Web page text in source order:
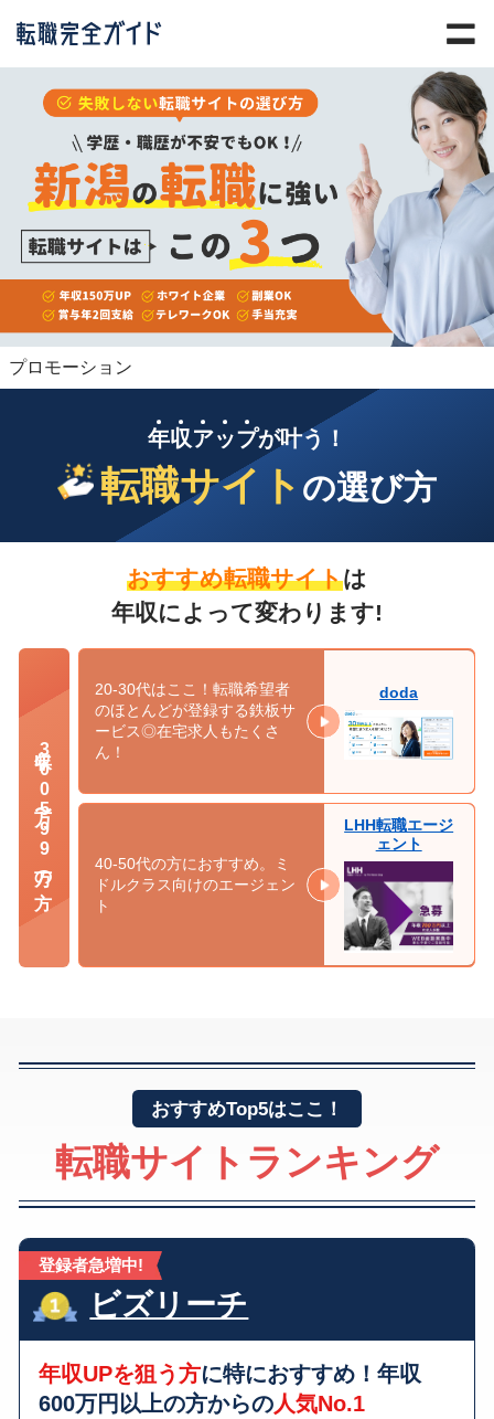
プロモーション
年収アップが叶う！
転職サイト の選び方
おすすめ転職サイトは
年収によって変わります!
年収300万〜599万の方
20-30代はここ！転職希望者
のほとんどが登録する鉄板サ
ービス◎在宅求人もたくさ
ん！
doda
40-50代の方におすすめ。ミ
ドルクラス向けのエージェン
ト
LHH転職エージ
ェント
おすすめTop5はここ！
転職サイトランキング
登録者急増中!
ビズリーチ
年収UPを狙う方に特におすすめ！年収
600万円以上の方からの人気No.1